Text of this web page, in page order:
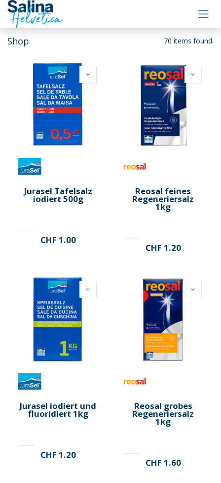
Zum Inhalt springen
Shop 70 items found.
Jurasel Tafelsalz
iodiert 500g
CHF 1.00
Reosal feines
Regeneriersalz
1kg
CHF 1.20
Jurasel iodiert und
fluoridiert 1kg
CHF 1.20
Reosal grobes
Regeneriersalz
1kg
CHF 1.60